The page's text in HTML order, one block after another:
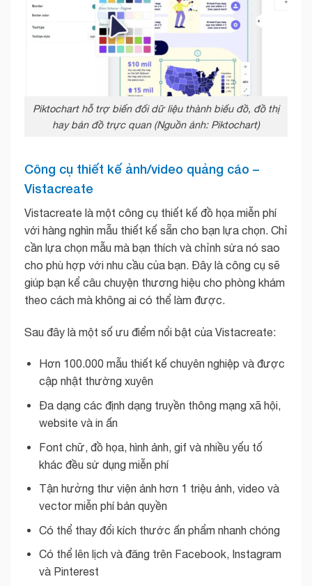
Piktochart hỗ trợ biến đổi dữ liệu thành biểu đồ, đồ thị
hay bản đồ trực quan (Nguồn ảnh: Piktochart)
Công cụ thiết kế ảnh/video quảng cáo –
Vistacreate
Vistacreate là một công cụ thiết kế đồ họa miễn phí
với hàng nghìn mẫu thiết kế sẵn cho bạn lựa chọn. Chỉ
cần lựa chọn mẫu mà bạn thích và chỉnh sửa nó sao
cho phù hợp với nhu cầu của bạn. Đây là công cụ sẽ
giúp bạn kể câu chuyện thương hiệu cho phòng khám
theo cách mà không ai có thể làm được.
Sau đây là một số ưu điểm nổi bật của Vistacreate:
Hơn 100.000 mẫu thiết kế chuyên nghiệp và được
cập nhật thường xuyên
Đa dạng các định dạng truyền thông mạng xã hội,
website và in ấn
Font chữ, đồ họa, hình ảnh, gif và nhiều yếu tố
khác đều sử dụng miễn phí
Tận hưởng thư viện ảnh hơn 1 triệu ảnh, video và
vector miễn phí bản quyền
Có thể thay đổi kích thước ấn phẩm nhanh chóng
Có thể lên lịch và đăng trên Facebook, Instagram
và Pinterest